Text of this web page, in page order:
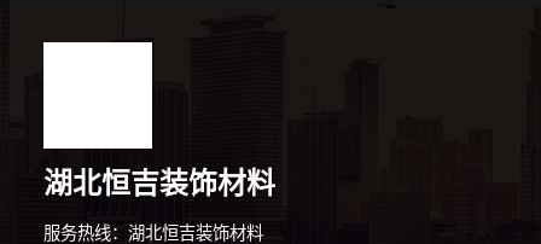
湖北恒吉装饰材料
服务热线：湖北恒吉装饰材料